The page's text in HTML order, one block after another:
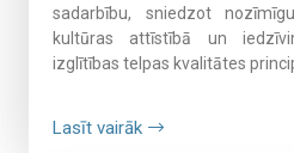
sadarbību, sniedzot
kultūras attīstībā un
izglītības telpas kvalitātes
Lasīt vairāk